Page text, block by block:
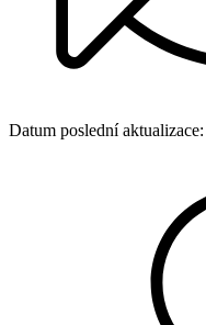
Datum poslední aktualizace: